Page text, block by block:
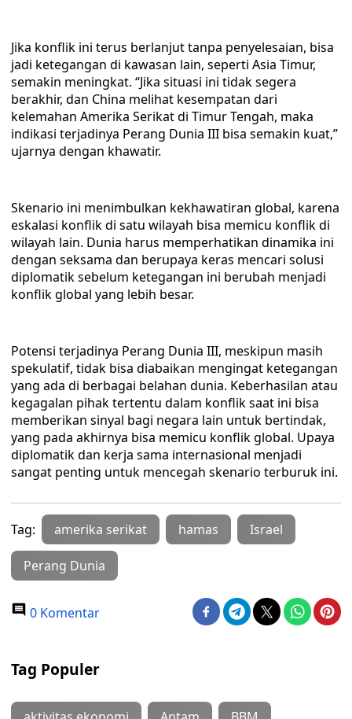
Jika konflik ini terus berlanjut tanpa penyelesaian, bisa
jadi ketegangan di kawasan lain, seperti Asia Timur,
semakin meningkat. “Jika situasi ini tidak segera
berakhir, dan China melihat kesempatan dari
kelemahan Amerika Serikat di Timur Tengah, maka
indikasi terjadinya Perang Dunia III bisa semakin kuat,”
ujarnya dengan khawatir.
Skenario ini menimbulkan kekhawatiran global, karena
eskalasi konflik di satu wilayah bisa memicu konflik di
wilayah lain. Dunia harus memperhatikan dinamika ini
dengan seksama dan berupaya keras mencari solusi
diplomatik sebelum ketegangan ini berubah menjadi
konflik global yang lebih besar.
Potensi terjadinya Perang Dunia III, meskipun masih
spekulatif, tidak bisa diabaikan mengingat ketegangan
yang ada di berbagai belahan dunia. Keberhasilan atau
kegagalan pihak tertentu dalam konflik saat ini bisa
memberikan sinyal bagi negara lain untuk bertindak,
yang pada akhirnya bisa memicu konflik global. Upaya
diplomatik dan kerja sama internasional menjadi
sangat penting untuk mencegah skenario terburuk ini.
Tag: amerika serikat hamas Israel
Perang Dunia
0 Komentar
Tag Populer